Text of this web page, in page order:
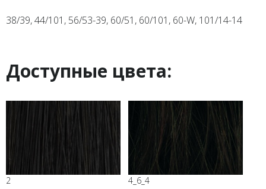
38/39, 44/101, 56/53-39, 60/51, 60/101, 60-W, 101/14-14
Доступные цвета:
2 4_6_4